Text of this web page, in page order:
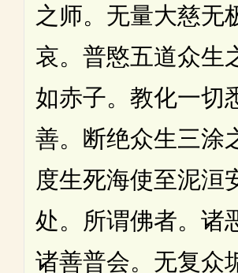
之师。无量大慈无
哀。普愍五道众生
如赤子。教化一切
善。断绝众生三涂
度生死海使至泥洹
处。所谓佛者。诸
诸善普会。无复众